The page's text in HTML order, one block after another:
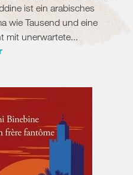
ist ein arabisches
wie Tausend und eine
mit unerwartete...